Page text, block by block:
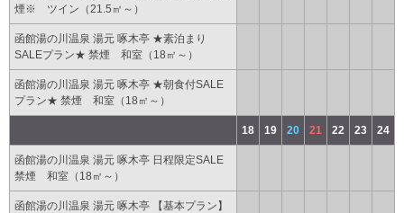
煙※ ツイン（21.5㎡～）
函館湯の川温泉 湯元 啄木亭 ★素泊まり
SALEプラン★ 禁煙 和室（18㎡～）
函館湯の川温泉 湯元 啄木亭 ★朝食付SALE
プラン★ 禁煙 和室（18㎡～）
18 19 20 21 22 23 24
函館湯の川温泉 湯元 啄木亭 日程限定SALE
禁煙 和室（18㎡～）
函館湯の川温泉 湯元 啄木亭 【基本プラン】